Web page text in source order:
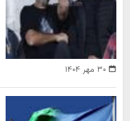
۳۰ مهر ۱۴۰۴